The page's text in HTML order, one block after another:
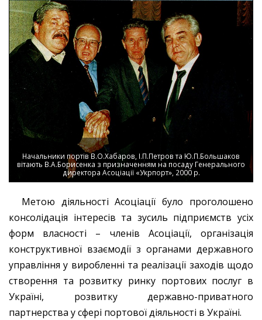
Начальники портів В.О.Хабаров, І.П.Петров та Ю.П.Большаков
вітають В.А.Борисенка з призначенням на посаду Генерального
директора Асоціації «Укрпорт», 2000 р.
Метою діяльності Асоціації було проголошено
консолідація інтересів та зусиль підприємств усіх
форм власності – членів Асоціації, організація
конструктивної взаємодії з органами державного
управління у виробленні та реалізації заходів щодо
створення та розвитку ринку портових послуг в
Україні, розвитку державно-приватного
партнерства у сфері портової діяльності в Україні.